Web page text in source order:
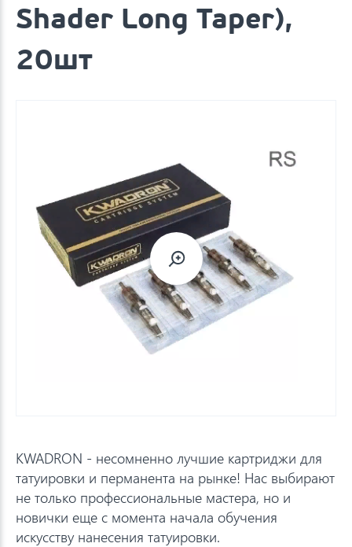
Shader Long Taper),
20шт
KWADRON - несомненно лучшие картриджи для
татуировки и перманента на рынке! Нас выбирают
не только профессиональные мастера, но и
новички еще с момента начала обучения
искусству нанесения татуировки.